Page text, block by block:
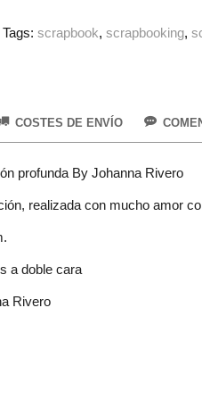
Tags:scrapbook scrapbooking
COSTES DE ENVÍO
profunda By Johanna Rivero
realizada con mucho amor
a doble cara
Rivero